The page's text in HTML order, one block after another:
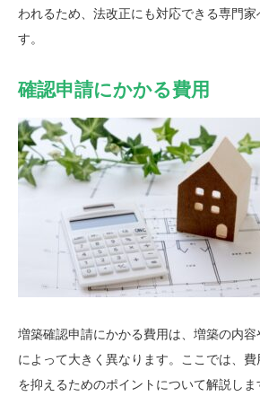
われるため、法改正にも対応できる専門
す。
確認申請にかかる費用
増築確認申請にかかる費用は、増築の内
によって大きく異なります。ここでは、
を抑えるためのポイントについて解説しま